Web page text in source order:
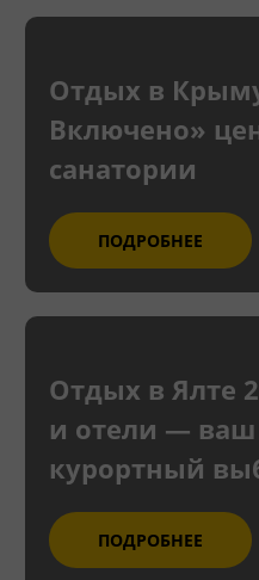
Отдых в
Включено»
санатории
ПОДРОБНЕЕ
Отдых в Ялте
и отели —
курортный
ПОДРОБНЕЕ